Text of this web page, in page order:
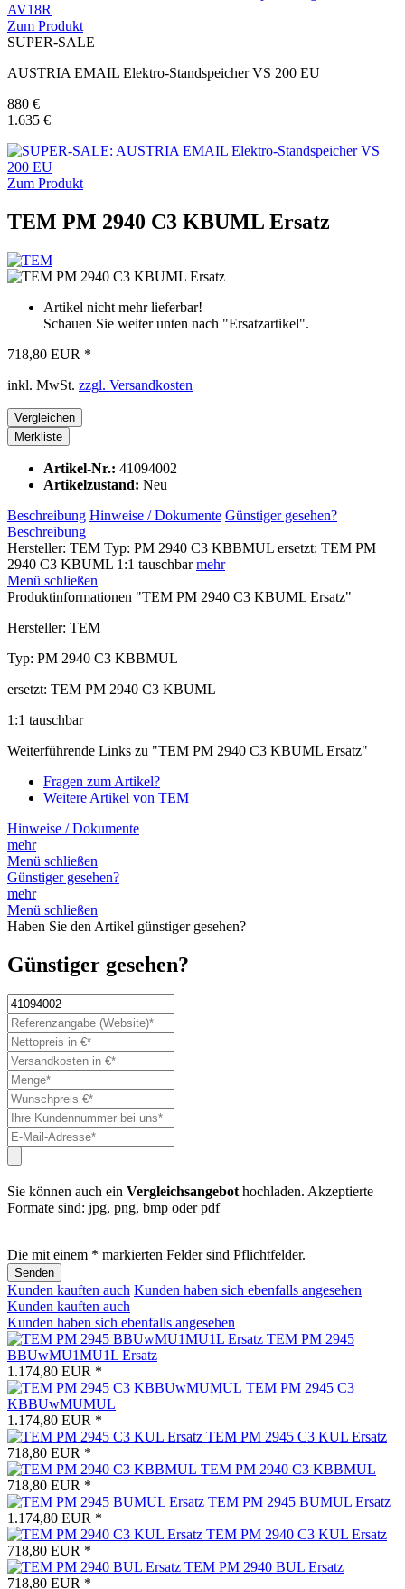
Zum Produkt
SUPER-SALE
AUSTRIA EMAIL Elektro-Standspeicher VS 200 EU
880 €
1.635 €
Zum Produkt
TEM PM 2940 C3 KBUML Ersatz
Artikel nicht mehr lieferbar!
Schauen Sie weiter unten nach "Ersatzartikel".
718,80 EUR *
inkl. MwSt. zzgl. Versandkosten
Vergleichen
Merkliste
Artikel-Nr.: 41094002
Artikelzustand: Neu
Beschreibung Hinweise / Dokumente Günstiger gesehen?
Beschreibung
Hersteller: TEM Typ: PM 2940 C3 KBBMUL ersetzt: TEM PM
2940 C3 KBUML 1:1 tauschbarmehr
Menü schließen
Produktinformationen "TEM PM 2940 C3 KBUML Ersatz"
Hersteller: TEM
Typ: PM 2940 C3 KBBMUL
ersetzt: TEM PM 2940 C3 KBUML
1:1 tauschbar
Weiterführende Links zu "TEM PM 2940 C3 KBUML Ersatz"
Fragen zum Artikel?
Weitere Artikel von TEM
Hinweise / Dokumente
mehr
Menü schließen
Günstiger gesehen?
mehr
Menü schließen
Haben Sie den Artikel günstiger gesehen?
Günstiger gesehen?
Sie können auch ein Vergleichsangebothochladen. Akzeptierte
Formate sind: jpg, png, bmp oder pdf
Die mit einem * markierten Felder sind Pflichtfelder.
Senden
Kunden kauften auch Kunden haben sich ebenfalls angesehen
Kunden kauften auch
Kunden haben sich ebenfalls angesehen
TEM PM 2945
BBUwMU1MU1L Ersatz
1.174,80 EUR *
TEM PM 2945 C3
KBBUwMUMUL
1.174,80 EUR *
TEM PM 2945 C3 KUL Ersatz
718,80 EUR *
TEM PM 2940 C3 KBBMUL
718,80 EUR *
TEM PM 2945 BUMUL Ersatz
1.174,80 EUR *
TEM PM 2940 C3 KUL Ersatz
718,80 EUR *
TEM PM 2940 BUL Ersatz
718,80 EUR *